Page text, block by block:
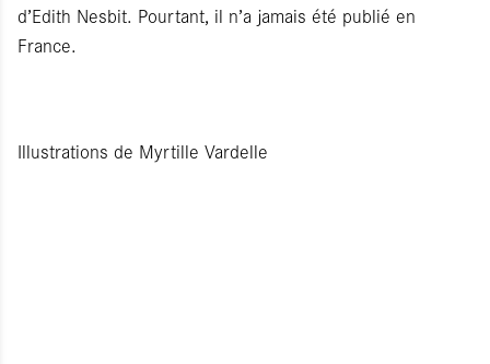
d’Edith Nesbit. Pourtant, il n’a jamais été publié en
France.
Illustrations de Myrtille Vardelle